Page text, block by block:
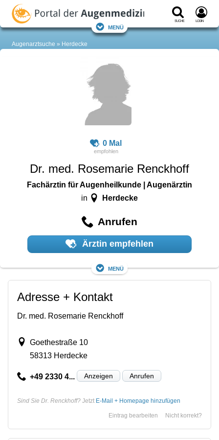
Suche Login
Menü
Augenarztsuche Herdecke
0 Mal
Dr. med. Rosemarie Renckhoff
Fachärztin für Augenheilkunde | Augenärztin
in Herdecke
Anrufen
Ärztin empfehlen
Menü
Adresse + Kontakt
Dr. med. Rosemarie Renckhoff
Goethestraße 10
58313 Herdecke
+49 2330 4... Anzeigen Anrufen
Sind Sie Dr. Renckhoff? Jetzt E-Mail + Homepage hinzufügen
Nicht korrekt?
Eintrag bearbeiten